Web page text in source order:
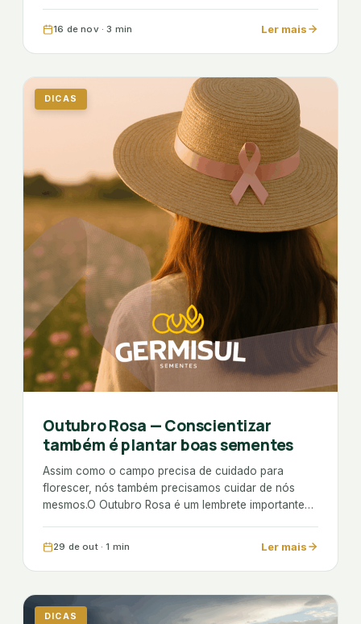
16 de nov · 3 min Ler mais
DICAS
Outubro Rosa — Conscientizar
também é plantar boas sementes
Assim como o campo precisa de cuidado para
florescer, nós também precisamos cuidar de nós
mesmos.O Outubro Rosa é um lembrete importante…
29 de out · 1 min Ler mais
DICAS